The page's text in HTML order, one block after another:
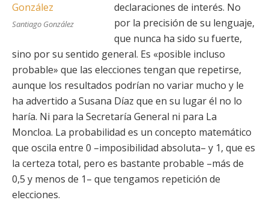
Santiago González
declaraciones de interés. No
por la precisión de su lenguaje,
que nunca ha sido su fuerte,
sino por su sentido general. Es «posible incluso
probable» que las elecciones tengan que repetirse,
aunque los resultados podrían no variar mucho y le
ha advertido a Susana Díaz que en su lugar él no lo
haría. Ni para la Secretaría General ni para La
Moncloa. La probabilidad es un concepto matemático
que oscila entre 0 –imposibilidad absoluta– y 1, que es
la certeza total, pero es bastante probable –más de
0,5 y menos de 1– que tengamos repetición de
elecciones.